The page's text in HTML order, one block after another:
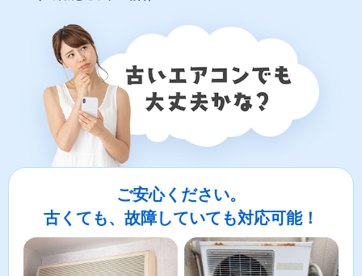
ご安心ください。
古くても、故障していても対応可能！